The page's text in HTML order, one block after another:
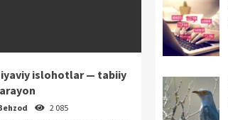
islohotlar — tabiiy
2 085